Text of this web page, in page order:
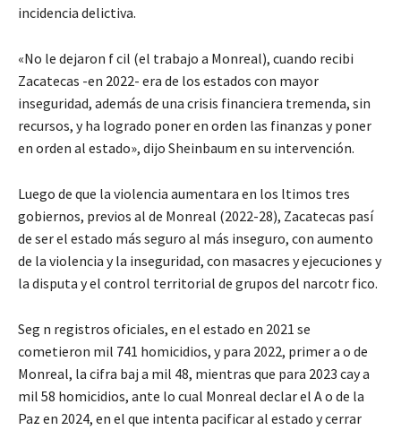
incidencia delictiva.
«No le dejaron f cil (el trabajo a Monreal), cuando recibi
Zacatecas -en 2022- era de los estados con mayor
inseguridad, además de una crisis financiera tremenda, sin
recursos, y ha logrado poner en orden las finanzas y poner
en orden al estado», dijo Sheinbaum en su intervención.
Luego de que la violencia aumentara en los ltimos tres
gobiernos, previos al de Monreal (2022-28), Zacatecas pasí
de ser el estado más seguro al más inseguro, con aumento
de la violencia y la inseguridad, con masacres y ejecuciones y
la disputa y el control territorial de grupos del narcotr fico.
Seg n registros oficiales, en el estado en 2021 se
cometieron mil 741 homicidios, y para 2022, primer a o de
Monreal, la cifra baj a mil 48, mientras que para 2023 cay a
mil 58 homicidios, ante lo cual Monreal declar el A o de la
Paz en 2024, en el que intenta pacificar al estado y cerrar